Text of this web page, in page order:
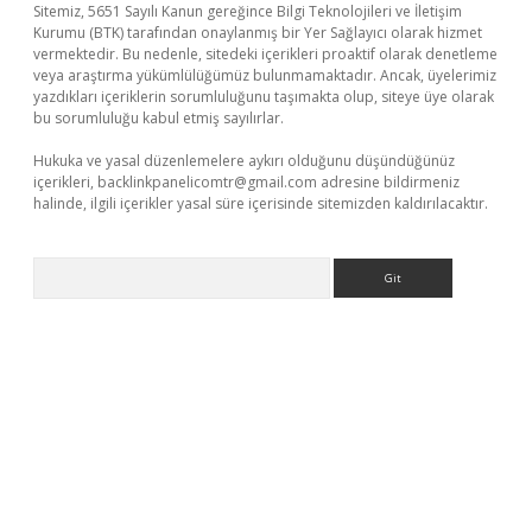
Sitemiz, 5651 Sayılı Kanun gereğince Bilgi Teknolojileri ve İletişim
Kurumu (BTK) tarafından onaylanmış bir Yer Sağlayıcı olarak hizmet
vermektedir. Bu nedenle, sitedeki içerikleri proaktif olarak denetleme
veya araştırma yükümlülüğümüz bulunmamaktadır. Ancak, üyelerimiz
yazdıkları içeriklerin sorumluluğunu taşımakta olup, siteye üye olarak
bu sorumluluğu kabul etmiş sayılırlar.
Hukuka ve yasal düzenlemelere aykırı olduğunu düşündüğünüz
içerikleri, backlinkpanelicomtr@gmail.com adresine bildirmeniz
halinde, ilgili içerikler yasal süre içerisinde sitemizden kaldırılacaktır.